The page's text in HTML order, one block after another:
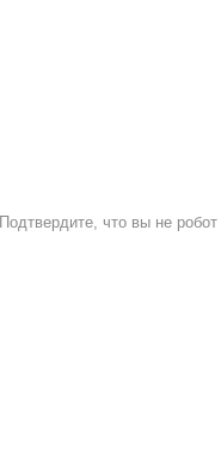
Подтвердите, что вы не робот